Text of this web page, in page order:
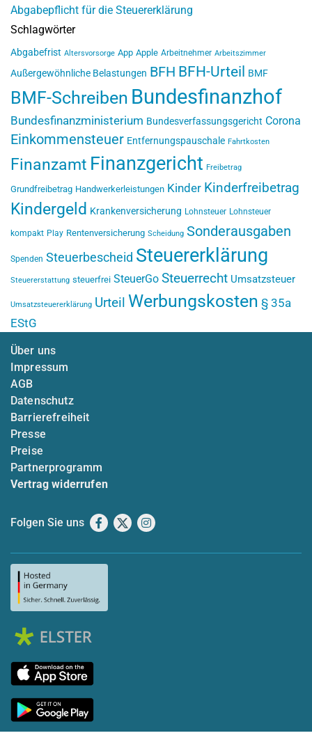
Abgabepflicht für die Steuererklärung
Schlagwörter
Abgabefrist Altersvorsorge App Apple Arbeitnehmer Arbeitszimmer
Außergewöhnliche Belastungen BFH BFH-Urteil BMF
BMF-Schreiben Bundesfinanzhof
Bundesfinanzministerium Bundesverfassungsgericht Corona
Einkommensteuer Entfernungspauschale Fahrtkosten
Finanzamt Finanzgericht Freibetrag
Grundfreibetrag Handwerkerleistungen Kinder Kinderfreibetrag
Kindergeld Krankenversicherung Lohnsteuer Lohnsteuer
kompakt Play Rentenversicherung Scheidung Sonderausgaben
Spenden Steuerbescheid Steuererklärung
Steuererstattung steuerfrei SteuerGo Steuerrecht Umsatzsteuer
Umsatzsteuererklärung Urteil Werbungskosten § 35a
EStG
Über uns
Impressum
AGB
Datenschutz
Barrierefreiheit
Presse
Preise
Partnerprogramm
Vertrag widerrufen
Folgen Sie uns Facebook
X Instagram